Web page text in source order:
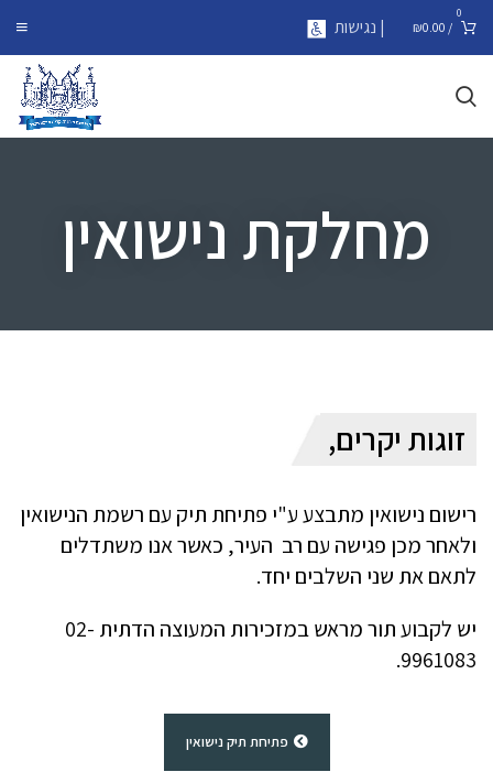
0
/
₪0.00 | נגישות
מחלקת נישואין
זוגות יקרים,
רישום נישואין מתבצע ע"י פתיחת תיק עם רשמת הנישואין
ולאחר מכן פגישה עם רב העיר, כאשר אנו משתדלים
לתאם את שני השלבים יחד.
יש לקבוע תור מראש במזכירות המעוצה הדתית 02-
9961083.
פתיחת תיק נישואין